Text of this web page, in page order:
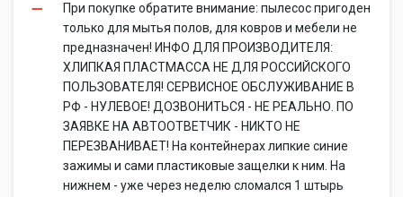
При покупке обратите внимание: пылесос пригоден
только для мытья полов, для ковров и мебели не
предназначен! ИНФО ДЛЯ ПРОИЗВОДИТЕЛЯ:
ХЛИПКАЯ ПЛАСТМАССА НЕ ДЛЯ РОССИЙСКОГО
ПОЛЬЗОВАТЕЛЯ! СЕРВИСНОЕ ОБСЛУЖИВАНИЕ В
РФ - НУЛЕВОЕ! ДОЗВОНИТЬСЯ - НЕ РЕАЛЬНО. ПО
ЗАЯВКЕ НА АВТООТВЕТЧИК - НИКТО НЕ
ПЕРЕЗВАНИВАЕТ! На контейнерах липкие синие
зажимы и сами пластиковые защелки к ним. На
нижнем - уже через неделю сломался 1 штырь